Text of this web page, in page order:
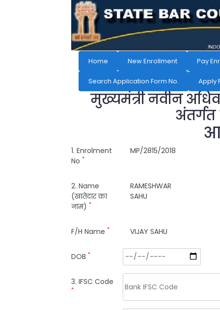
Home New Enrollment Pay
Search Application Form No. Apply
मुख्यमंत्री नवीन
अंतर्गत
1. Enrolment
No *
MP/2815/2018
2. Name
(खातेदार का
नाम) *
RAMESHWAR
SAHU
F/H Name * VIJAY SAHU
DOB *
3. IFSC Code
*